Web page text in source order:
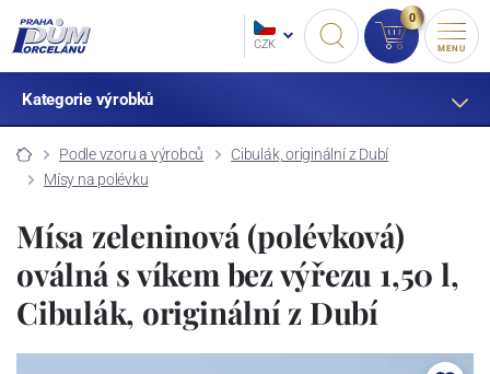
CZK
0
MENU
Kategorie výrobků
Podle vzoru a výrobců
Cibulák, originální z Dubí
Mísy na polévku
Mísa zeleninová (polévková)
oválná s víkem bez výřezu 1,50 l,
Cibulák, originální z Dubí